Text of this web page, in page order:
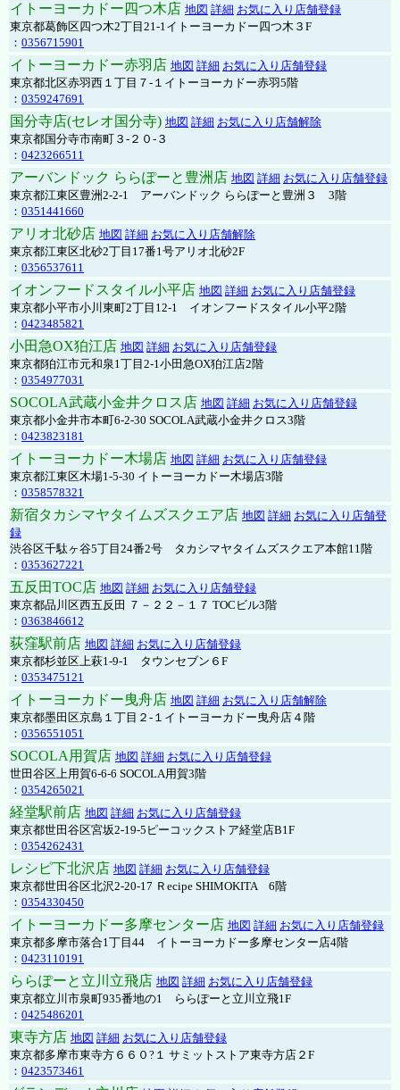
イトーヨーカドー四つ木店 地図 詳細 お気に入り店舗登録
東京都葛飾区四つ木2丁目21-1イトーヨーカドー四つ木３F
： 0356715901
イトーヨーカドー赤羽店 地図 詳細 お気に入り店舗登録
東京都北区赤羽西１丁目７-１イトーヨーカドー赤羽5階
： 0359247691
国分寺店(セレオ国分寺) 地図 詳細 お気に入り店舗解除
東京都国分寺市南町３-２０-３
： 0423266511
アーバンドック ららぽーと豊洲店 地図 詳細 お気に入り店舗登録
東京都江東区豊洲2-2-1 アーバンドック ららぽーと豊洲３ 3階
： 0351441660
アリオ北砂店 地図 詳細 お気に入り店舗解除
東京都江東区北砂2丁目17番1号アリオ北砂2F
： 0356537611
イオンフードスタイル小平店 地図 詳細 お気に入り店舗登録
東京都小平市小川東町2丁目12-1 イオンフードスタイル小平2階
： 0423485821
小田急OX狛江店 地図 詳細 お気に入り店舗登録
東京都狛江市元和泉1丁目2-1小田急OX狛江店2階
： 0354977031
SOCOLA武蔵小金井クロス店 地図 詳細 お気に入り店舗登録
東京都小金井市本町6-2-30 SOCOLA武蔵小金井クロス3階
： 0423823181
イトーヨーカドー木場店 地図 詳細 お気に入り店舗登録
東京都江東区木場1-5-30 イトーヨーカドー木場店3階
： 0358578321
新宿タカシマヤタイムズスクエア店 地図 詳細 お気に入り店舗登
録
渋谷区千駄ヶ谷5丁目24番2号 タカシマヤタイムズスクエア本館11階
： 0353627221
五反田TOC店 地図 詳細 お気に入り店舗登録
東京都品川区西五反田 ７－２２－１７ TOCビル3階
： 0363846612
荻窪駅前店 地図 詳細 お気に入り店舗登録
東京都杉並区上萩1-9-1 タウンセブン６F
： 0353475121
イトーヨーカドー曳舟店 地図 詳細 お気に入り店舗解除
東京都墨田区京島１丁目２-１イトーヨーカドー曳舟店４階
： 0356551051
SOCOLA用賀店 地図 詳細 お気に入り店舗登録
世田谷区上用賀6-6-6 SOCOLA用賀3階
： 0354265021
経堂駅前店 地図 詳細 お気に入り店舗登録
東京都世田谷区宮坂2-19-5ピーコックストア経堂店B1F
： 0354262431
レシピ下北沢店 地図 詳細 お気に入り店舗登録
東京都世田谷区北沢2-20-17 Ｒecipe SHIMOKITA 6階
： 0354330450
イトーヨーカドー多摩センター店 地図 詳細 お気に入り店舗登録
東京都多摩市落合1丁目44 イトーヨーカドー多摩センター店4階
： 0423110191
ららぽーと立川立飛店 地図 詳細 お気に入り店舗登録
東京都立川市泉町935番地の1 ららぽーと立川立飛1F
： 0425486201
東寺方店 地図 詳細 お気に入り店舗登録
東京都多摩市東寺方６６０?１ サミットストア東寺方店２F
： 0423573461